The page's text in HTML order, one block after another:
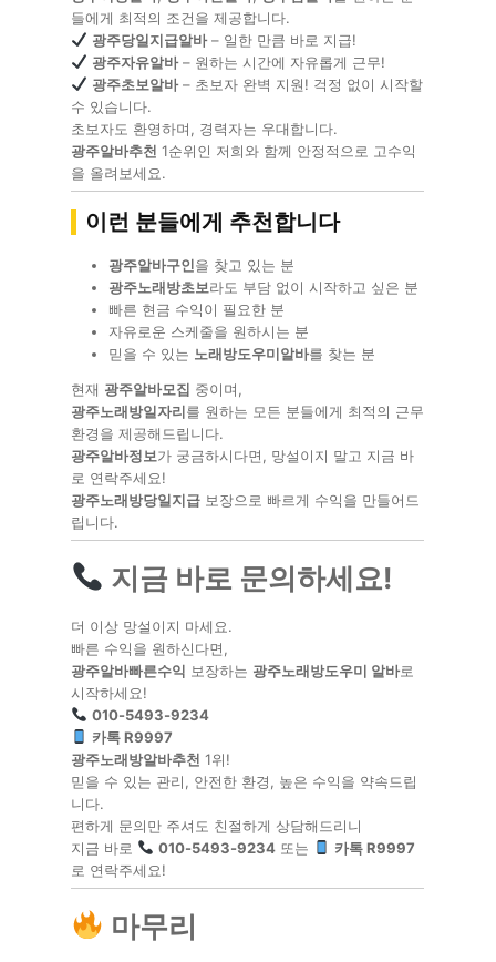
들에게 최적의 조건을 제공합니다.
광주당일지급알바– 일한 만큼 바로 지급!
광주자유알바– 원하는 시간에 자유롭게 근무!
광주초보알바– 초보자 완벽 지원! 걱정 없이 시작할
수 있습니다.
초보자도 환영하며, 경력자는 우대합니다.
광주알바추천 1순위인 저희와 함께 안정적으로 고수익
을 올려보세요.
이런 분들에게 추천합니다
광주알바구인을 찾고 있는 분
광주노래방초보라도 부담 없이 시작하고 싶은 분
빠른 현금 수익이 필요한 분
자유로운 스케줄을 원하시는 분
믿을 수 있는 노래방도우미알바를 찾는 분
현재 광주알바모집 중이며,
광주노래방일자리를 원하는 모든 분들에게 최적의 근무
환경을 제공해드립니다.
광주알바정보가 궁금하시다면, 망설이지 말고 지금 바
로 연락주세요!
광주노래방당일지급 보장으로 빠르게 수익을 만들어드
립니다.
지금 바로 문의하세요!
더 이상 망설이지 마세요.
빠른 수익을 원하신다면,
광주알바빠른수익 보장하는 광주노래방도우미 알바로
시작하세요!
010-5493-9234
카톡 R9997
광주노래방알바추천 1위!
믿을 수 있는 관리, 안전한 환경, 높은 수익을 약속드립
니다.
편하게 문의만 주셔도 친절하게 상담해드리니
지금 바로
010-5493-9234 또는
카톡 R9997
로 연락주세요!
마무리